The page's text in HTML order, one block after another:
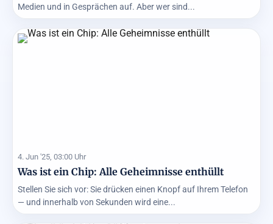
Medien und in Gesprächen auf. Aber wer sind...
4. Jun '25, 03:00 Uhr
Was ist ein Chip: Alle Geheimnisse enthüllt
Stellen Sie sich vor: Sie drücken einen Knopf auf Ihrem Telefon
— und innerhalb von Sekunden wird eine...